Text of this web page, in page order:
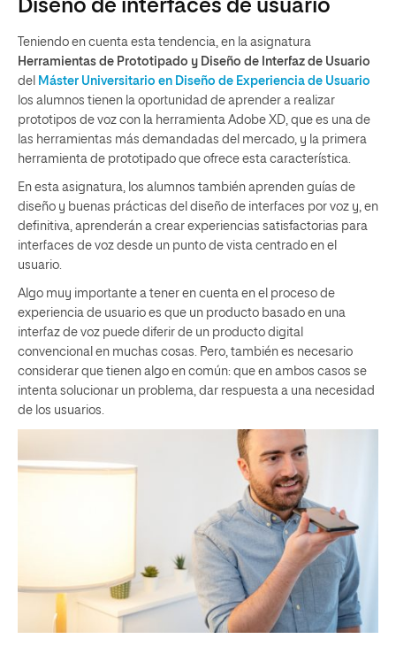
Diseño de interfaces de usuario
Teniendo en cuenta esta tendencia, en la asignatura
Herramientas de Prototipado y Diseño de Interfaz de Usuario
del Máster Universitario en Diseño de Experiencia de Usuario
los alumnos tienen la oportunidad de aprender a realizar
prototipos de voz con la herramienta Adobe XD, que es una de
las herramientas más demandadas del mercado, y la primera
herramienta de prototipado que ofrece esta característica.
En esta asignatura, los alumnos también aprenden guías de
diseño y buenas prácticas del diseño de interfaces por voz y, en
definitiva, aprenderán a crear experiencias satisfactorias para
interfaces de voz desde un punto de vista centrado en el
usuario.
Algo muy importante a tener en cuenta en el proceso de
experiencia de usuario es que un producto basado en una
interfaz de voz puede diferir de un producto digital
convencional en muchas cosas. Pero, también es necesario
considerar que tienen algo en común: que en ambos casos se
intenta solucionar un problema, dar respuesta a una necesidad
de los usuarios.